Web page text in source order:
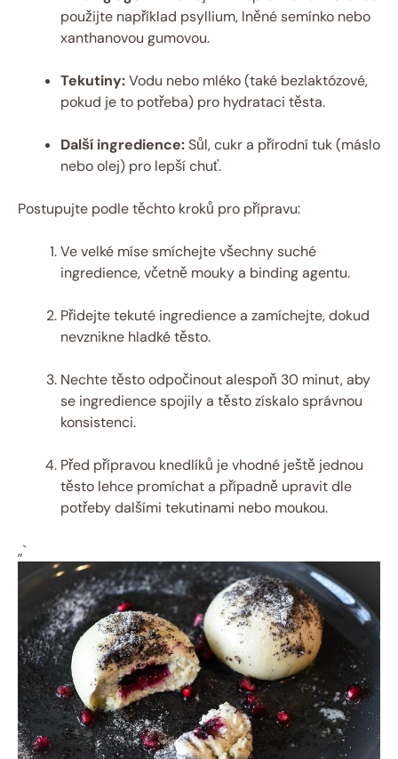
použijte⁤ například psyllium, lněné semínko nebo
xanthanovou gumovou.
Tekutiny:Vodu nebo mléko (také bezlaktózové,
pokud je to potřeba) pro hydrataci těsta.
Další ingredience:Sůl, cukr a přírodní tuk (máslo
nebo olej) pro lepší chuť.
Postupujte podle těchto kroků pro přípravu:
Ve velké míse smíchejte všechny suché
ingredience, včetně mouky a binding agentu.
Přidejte tekuté ingredience a ⁤zamíchejte, dokud
nevznikne hladké těsto.
Nechte‍ těsto odpočinout alespoň 30 minut, aby
se ingredience ⁢spojily a těsto získalo správnou
konsistenci.
Před přípravou knedlíků je vhodné ještě jednou
těsto lehce promíchat a případně ⁣upravit dle
potřeby dalšími tekutinami nebo moukou.
„`